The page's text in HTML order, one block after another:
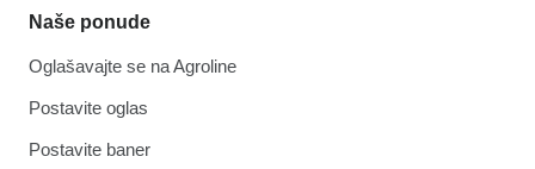
Naše ponude
Oglašavajte se na Agroline
Postavite oglas
Postavite baner